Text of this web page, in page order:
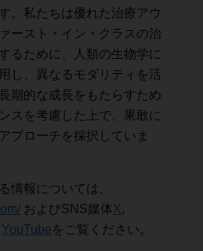
。私たちは優れた治療アウ
ースト・イン・クラスの治
るために、人類の生物学に
し、異なるモダリティを活
期的な成長をもたらすため
スを考慮した上で、果敢に
プローチを採択していま
情報については、
およびSNS媒体X,
YouTubeをご覧ください。